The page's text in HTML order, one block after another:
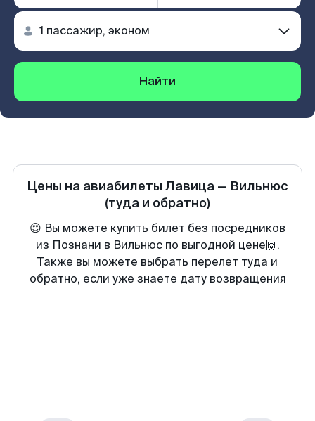
Найти
Цены на авиабилеты Лавица — Вильнюс
(туда и обратно)
😍 Вы можете купить билет без посредников
из Познани в Вильнюс по выгодной цене🙌.
Также вы можете выбрать перелет туда и
обратно, если уже знаете дату возвращения